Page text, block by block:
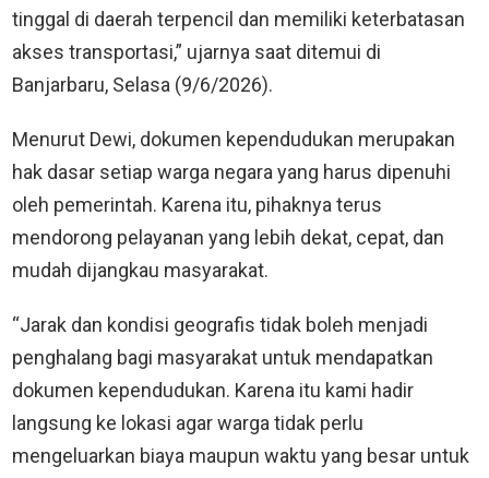
tinggal di daerah terpencil dan memiliki keterbatasan
akses transportasi,” ujarnya saat ditemui di
Banjarbaru, Selasa (9/6/2026).
Menurut Dewi, dokumen kependudukan merupakan
hak dasar setiap warga negara yang harus dipenuhi
oleh pemerintah. Karena itu, pihaknya terus
mendorong pelayanan yang lebih dekat, cepat, dan
mudah dijangkau masyarakat.
“Jarak dan kondisi geografis tidak boleh menjadi
penghalang bagi masyarakat untuk mendapatkan
dokumen kependudukan. Karena itu kami hadir
langsung ke lokasi agar warga tidak perlu
mengeluarkan biaya maupun waktu yang besar untuk